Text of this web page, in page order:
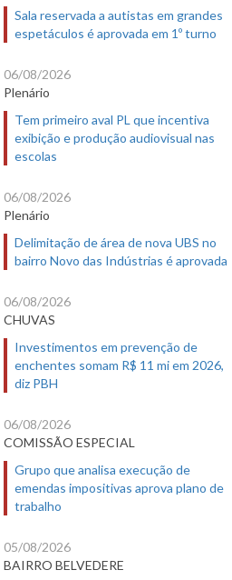
Sala reservada a autistas em grandes
espetáculos é aprovada em 1º turno
06/08/2026
Plenário
Tem primeiro aval PL que incentiva
exibição e produção audiovisual nas
escolas
06/08/2026
Plenário
Delimitação de área de nova UBS no
bairro Novo das Indústrias é aprovada
06/08/2026
CHUVAS
Investimentos em prevenção de
enchentes somam R$ 11 mi em 2026,
diz PBH
06/08/2026
COMISSÃO ESPECIAL
Grupo que analisa execução de
emendas impositivas aprova plano de
trabalho
05/08/2026
BAIRRO BELVEDERE